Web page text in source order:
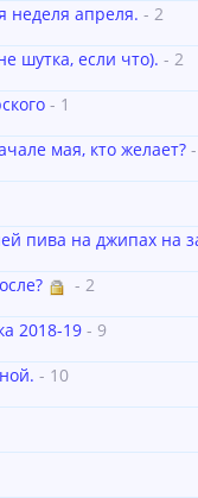
неделя апреля. - 2
шутка, если что). - 2
- 1
мая, кто желает?
пива на джипах на
- 2
2018-19 - 9
- 10